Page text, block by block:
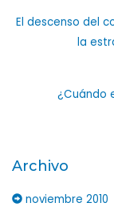
El descenso del
la
¿Cuándo
Archivo
noviembre 2010